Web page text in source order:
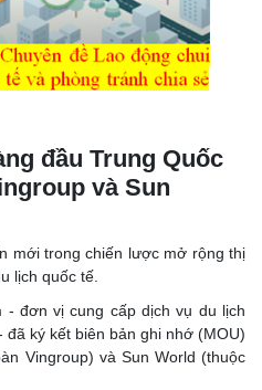
đầu Trung Quốc
và Sun
mới trong chiến lược mở rộng thị
lịch quốc tế.
- đơn vị cung cấp dịch vụ du lịch
ký kết biên bản ghi nhớ (MOU)
Vingroup) và Sun World (thuộc